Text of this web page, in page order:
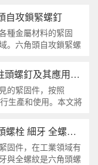
自攻鎖緊螺釘
種金屬材料的緊固
。六角頭自攻鎖緊螺
螺釘的特點、應用以
為讀者提供全面的了
GB/T65-2000 開槽圓柱頭螺釘及其應用領域
的緊固件，按照
生產和使用。本文將
和應用該種螺釘。什
頭螺釘？GB/T65-
GB/T5786-2000 六角頭螺栓 細牙 全螺紋——工業重要性和特點
固件，在工業領域有
與全螺紋是六角頭螺